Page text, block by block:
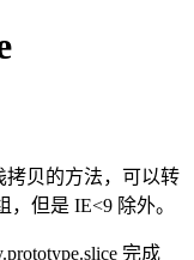
在 https://lionad.art/
拷贝的方法，可以转
但是 IE<9 除外。
完成